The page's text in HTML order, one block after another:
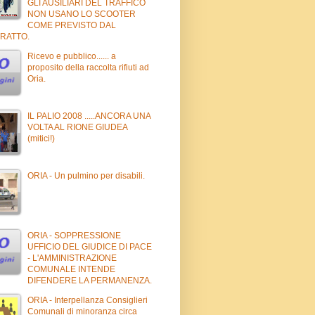
GLI AUSILIARI DEL TRAFFICO
NON USANO LO SCOOTER
COME PREVISTO DAL
Ricevo e pubblico...... a
proposito della raccolta rifiuti ad
Oria.
IL PALIO 2008 .....ANCORA UNA
VOLTA AL RIONE GIUDEA
(mitici!)
ORIA - Un pulmino per disabili.
ORIA - SOPPRESSIONE
UFFICIO DEL GIUDICE DI PACE
- L'AMMINISTRAZIONE
COMUNALE INTENDE
DIFENDERE LA PERMANENZA.
ORIA - Interpellanza Consiglieri
Comunali di minoranza circa